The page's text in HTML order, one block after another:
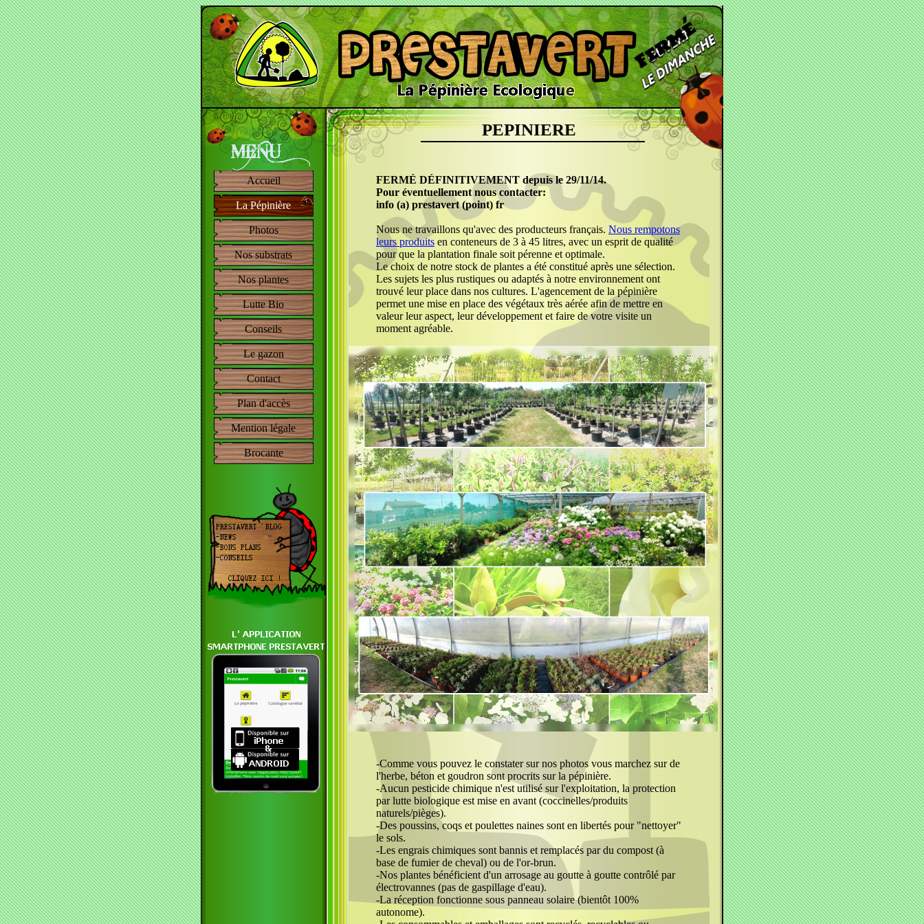
PEPINIERE
FERMÉ DÉFINITIVEMENT depuis le 29/11/14.
Pour éventuellement nous contacter:
info (a) prestavert (point) fr
Nous ne travaillons qu'avec des producteurs français. Nous rempotons
leurs produits en conteneurs de 3 à 45 litres, avec un esprit de qualité
pour que la plantation finale soit pérenne et optimale.
Le choix de notre stock de plantes a été constitué après une sélection.
Les sujets les plus rustiques ou adaptés à notre environnement ont
trouvé leur place dans nos cultures. L'agencement de la pépinière
permet une mise en place des végétaux très aérée afin de mettre en
valeur leur aspect, leur développement et faire de votre visite un
moment agréable.
-Comme vous pouvez le constater sur nos photos vous marchez sur de
l'herbe, béton et goudron sont procrits sur la pépinière.
-Aucun pesticide chimique n'est utilisé sur l'exploitation, la protection
par lutte biologique est mise en avant (coccinelles/produits
naturels/pièges).
-Des poussins, coqs et poulettes naines sont en libertés pour "nettoyer"
le sols.
-Les engrais chimiques sont bannis et remplacés par du compost (à
base de fumier de cheval) ou de l'or-brun.
-Nos plantes bénéficient d'un arrosage au goutte à goutte contrôlé par
électrovannes (pas de gaspillage d'eau).
-La réception fonctionne sous panneau solaire (bientôt 100%
autonome).
Accueil
La Pépinière
Photos
Nos substrats
Nos plantes
Lutte Bio
Conseils
Le gazon
Contact
Plan d'accès
Mention légale
Brocante